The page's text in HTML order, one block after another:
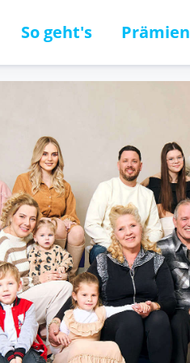
So geht's Prämien